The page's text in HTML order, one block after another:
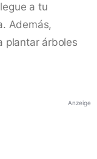
a tu
Además,
plantar árboles
Anzeige